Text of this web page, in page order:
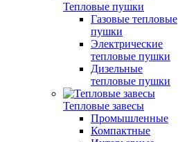
Тепловые пушки
Газовые тепловые
пушки
Электрические
тепловые пушки
Дизельные
тепловые пушки
Тепловые завесы
Промышленные
Компактные